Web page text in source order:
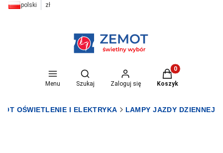
polski zł
Menu
Otwórz wyszukiwarkę
Szukaj Zaloguj się
Produkty w
Koszyk
OŚWIETLENIE I ELEKTRYKA LAMPY JAZDY DZIENNEJ